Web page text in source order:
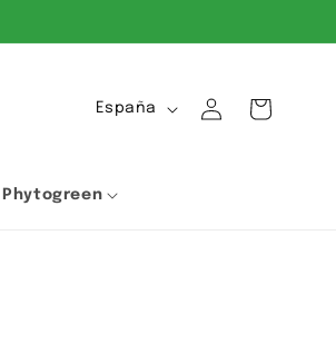
Phytogreen
P
s
España
sesión
Carrito